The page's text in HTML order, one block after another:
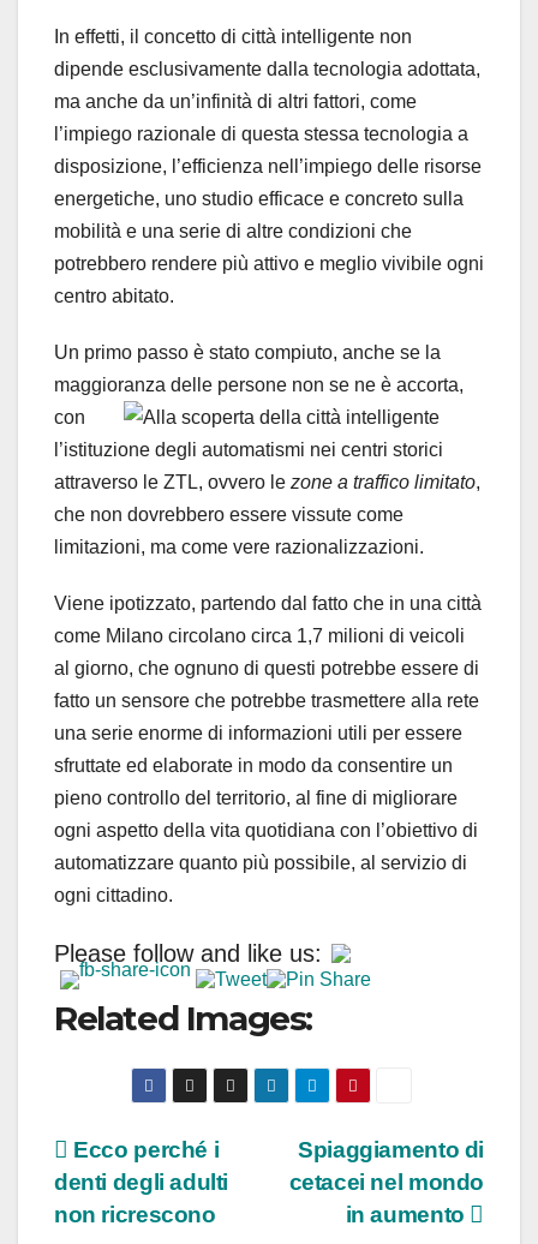
In effetti, il concetto di città intelligente non
dipende esclusivamente dalla tecnologia adottata,
ma anche da un’infinità di altri fattori, come
l’impiego razionale di questa stessa tecnologia a
disposizione, l’efficienza nell’impiego delle risorse
energetiche, uno studio efficace e concreto sulla
mobilità e una serie di altre condizioni che
potrebbero rendere più attivo e meglio vivibile ogni
centro abitato.
Un primo passo è stato compiuto, anche se la
maggioranza delle persone non se ne è accorta,
con
l’istituzione degli automatismi nei centri storici
attraverso le ZTL, ovvero le zone a traffico limitato,
che non dovrebbero essere vissute come
limitazioni, ma come vere razionalizzazioni.
Viene ipotizzato, partendo dal fatto che in una città
come Milano circolano circa 1,7 milioni di veicoli
al giorno, che ognuno di questi potrebbe essere di
fatto un sensore che potrebbe trasmettere alla rete
una serie enorme di informazioni utili per essere
sfruttate ed elaborate in modo da consentire un
pieno controllo del territorio, al fine di migliorare
ogni aspetto della vita quotidiana con l’obiettivo di
automatizzare quanto più possibile, al servizio di
ogni cittadino.
Please follow and like us:
Related Images:
Navigazione
articoli
Spiaggiamento di
cetacei nel mondo
in aumento
Ecco perché i
denti degli adulti
non ricrescono